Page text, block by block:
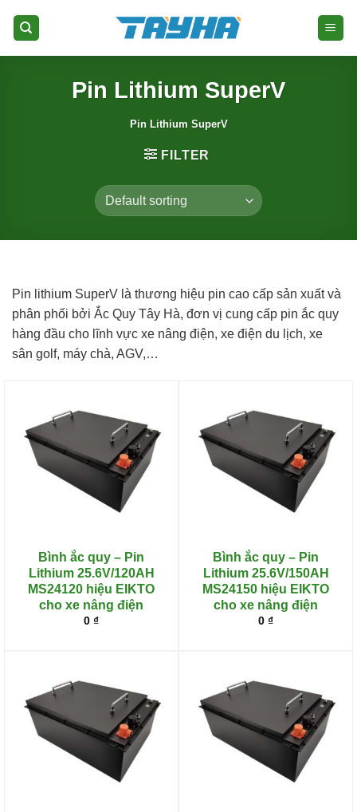
Pin Lithium SuperV
Pin Lithium SuperV
FILTER
Pin lithium SuperV là thương hiệu pin cao cấp sản xuất và
phân phối bởi Ắc Quy Tây Hà, đơn vị cung cấp pin ắc quy
hàng đầu cho lĩnh vực xe nâng điện, xe điện du lịch, xe
sân golf, máy chà, AGV,…
Bình ắc quy – Pin
Lithium 25.6V/120AH
MS24120 hiệu EIKTO
cho xe nâng điện
0 ₫
Bình ắc quy – Pin
Lithium 25.6V/150AH
MS24150 hiệu EIKTO
cho xe nâng điện
0 ₫